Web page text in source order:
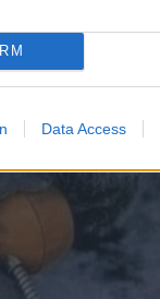
Data Access